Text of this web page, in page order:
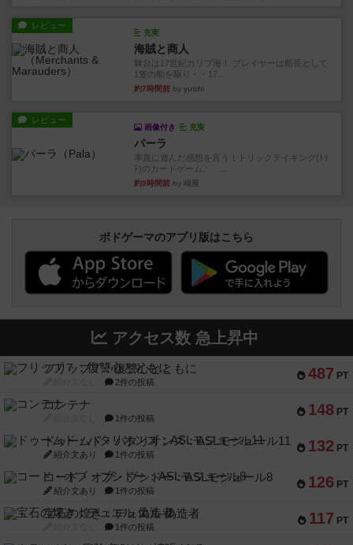
レビュー
充実
海賊と商人
舞台は17世紀カリブ海！ プレイヤーは船長として
1隻の船を駆り・・17...
約7時間前 by yuishi
レビュー
画像付き 充実
パーラ
率直に遊んだ感想を言う！トリックテイキング(ﾄﾘ
ﾃ)のカードゲーム。 ...
約9時間前 by 鳴屋
ボドゲーマのアプリ版はこちら
アクセス数 急上昇中
487 PT
フリップ７：復讐心とともに
2件の投稿
148 PT
コンテナ
1件の投稿
132 PT
ドゥームド・バタリオンズ：ASLモジュール11
紹介文あり 1件の投稿
126 PT
コード・オブ・ブシドー：ASLモジュール8
紹介文あり 1件の投稿
117 PT
宝石の煌き：デュエル 偽造者
1件の投稿